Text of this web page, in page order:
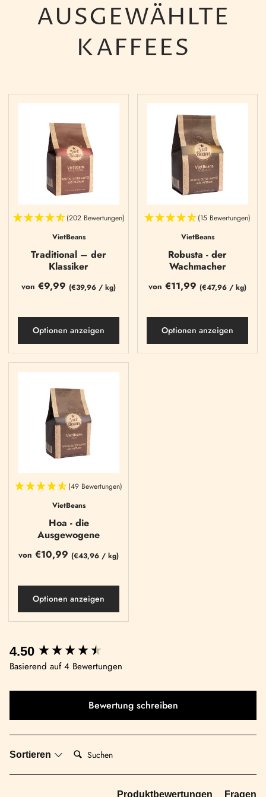
AUSGEWÄHLTE
KAFFEES
(202 Bewertungen)
VietBeans
Traditional – der
Klassiker
von €9,99 (€39,96 / kg)
Optionen anzeigen
(15 Bewertungen)
VietBeans
Robusta - der
Wachmacher
von €11,99 (€47,96 / kg)
Optionen anzeigen
(49 Bewertungen)
VietBeans
Hoa - die
Ausgewogene
von €10,99 (€43,96 / kg)
Optionen anzeigen
4.50
Basierend auf 4 Bewertungen
Bewertung schreiben
Sortieren Suchen:
Produktbewertungen Fragen